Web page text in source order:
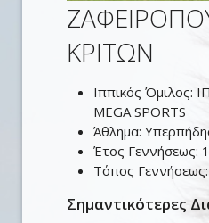
ΚΡΙΤΩΝ
Ιππικός Όμιλος:
MEGA SPORTS
Άθλημα:
Έτος Γεννήσεως:
Τόπος Γεννήσεως:
Σημαντικότερες